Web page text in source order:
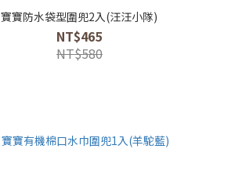
寶寶防水袋型圍兜2入(汪汪小隊)
NT$465
NT$580